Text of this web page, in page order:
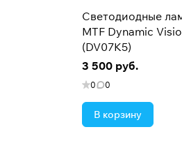
Светодиодные
MTF Dynamic
(DV07K5)
3 500 руб.
0 0
В корзину